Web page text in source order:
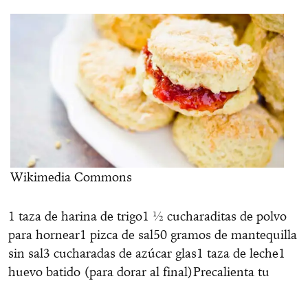
Wikimedia Commons
1 taza de harina de trigo1 ½ cucharaditas de polvo
para hornear1 pizca de sal50 gramos de mantequilla
sin sal3 cucharadas de azúcar glas1 taza de leche1
huevo batido (para dorar al final)Precalienta tu